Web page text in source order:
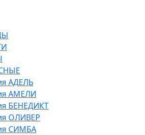
АДЕЛЬ
АМЕЛИ
БЕНЕДИКТ
ОЛИВЕР
СИМБА